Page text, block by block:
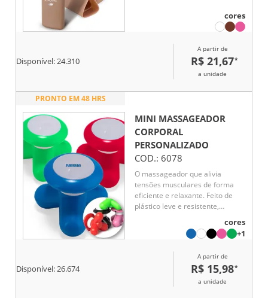
aquele sombreado perfeito.cores
Disponível:24.310
A partir de
R$ 21,67*
a unidade
PRONTO EM 48 HRS
MINI MASSAGEADOR
CORPORAL
PERSONALIZADO
COD.: 6078
O massageador que alivia
tensões musculares de forma
eficiente e relaxante. Feito de
plástico leve e resistente,
de alimentação via cabo USB ou
3 pilhas AAA. Ideal para
ser uma alternativa para relaxar
na correria do dia a dia.
cores
+1
Disponível:26.674
A partir de
R$ 15,98*
a unidade